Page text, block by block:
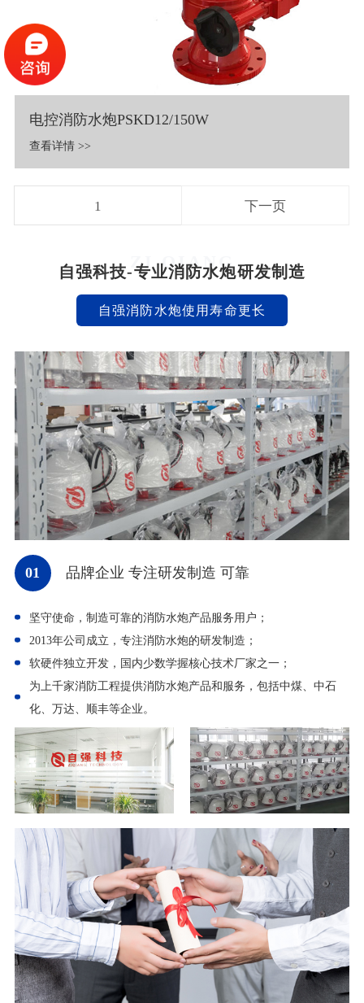
电控消防水炮PSKD12/150W
查看详情 >>
1 下一页
ZI QIANG
自强科技-专业消防水炮研发制造
自强消防水炮使用寿命更长
01 品牌企业 专注研发制造 可靠
坚守使命，制造可靠的消防水炮产品服务用户；
2013年公司成立，专注消防水炮的研发制造；
软硬件独立开发，国内少数学握核心技术厂家之一；
为上千家消防工程提供消防水炮产品和服务，包括中煤、中石
化、万达、顺丰等企业。